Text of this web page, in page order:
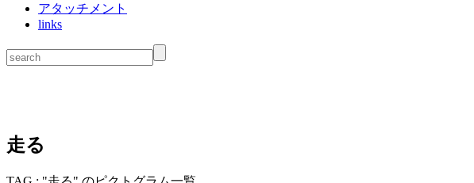
アタッチメント
links
走る